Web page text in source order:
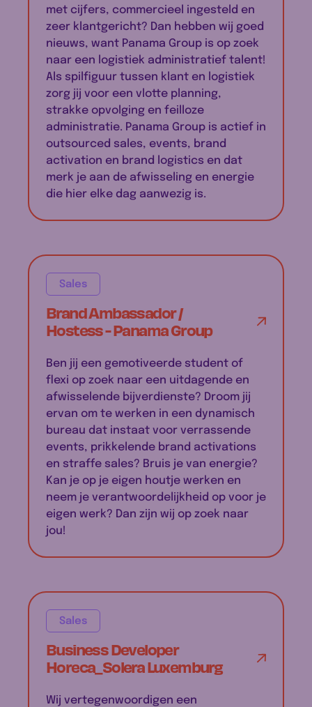
met cijfers, commercieel ingesteld en
zeer klantgericht? Dan hebben wij goed
nieuws, want Panama Group is op zoek
naar een logistiek administratief talent!
Als spilfiguur tussen klant en logistiek
zorg jij voor een vlotte planning,
strakke opvolging en feilloze
administratie. Panama Group is actief in
outsourced sales, events, brand
activation en brand logistics en dat
merk je aan de afwisseling en energie
die hier elke dag aanwezig is.
Sales
Brand Ambassador /
Hostess - Panama Group
Ben jij een gemotiveerde student of
flexi op zoek naar een uitdagende en
afwisselende bijverdienste? Droom jij
ervan om te werken in een dynamisch
bureau dat instaat voor verrassende
events, prikkelende brand activations
en straffe sales? Bruis je van energie?
Kan je op je eigen houtje werken en
neem je verantwoordelijkheid op voor je
eigen werk? Dan zijn wij op zoek naar
jou!
Sales
Business Developer
Horeca_Solera Luxemburg
Wij vertegenwoordigen een